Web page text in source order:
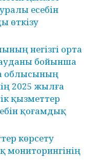
есебін
өткізу
негізгі орта
бойынша
облысының
2025 жылға
қызметтер
қоғамдық
көрсету
мониторингінің